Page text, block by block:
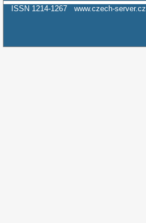
ISSN 1214-1267 www.czech-server.cz